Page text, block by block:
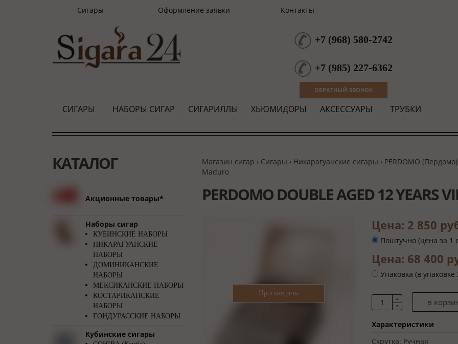
Сигары Оформление заявки Контакты
+7 (968) 580-2742
+7 (985) 227-6362
ОБРАТНЫЙ ЗВОНОК
СИГАРЫ НАБОРЫ СИГАР СИГАРИЛЛЫ ХЬЮМИДОРЫ АКСЕССУАРЫ ТРУБКИ
КАТАЛОГ
Акционные товары*
Наборы сигар
КУБИНСКИЕ НАБОРЫ
НИКАРАГУАНСКИЕ
НАБОРЫ
ДОМИНИКАНСКИЕ
НАБОРЫ
МЕКСИКАНСКИЕ НАБОРЫ
КОСТАРИКАНСКИЕ
НАБОРЫ
ГОНДУРАССКИЕ НАБОРЫ
Кубинские сигары
Магазин сигар › Сигары › Никарагуанские сигары › PERDOMO (Пердомо)
Maduro
PERDOMO DOUBLE AGED 12 YEARS
Цена: 2 850
Поштучно (цена за 1
Цена: 68 400
Упаковка (в
Характеристики
Скрутка: Ручная